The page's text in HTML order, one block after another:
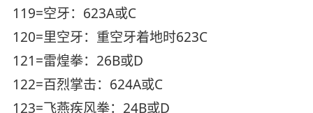
119=空牙：623A或C
120=里空牙：重空牙着地时623C
121=雷煌拳：26B或D
122=百烈掌击：624A或C
123=飞燕疾风拳：24B或D